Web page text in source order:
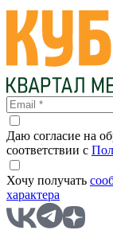
Даю согласие на
соответствии с
Хочу получать
характера